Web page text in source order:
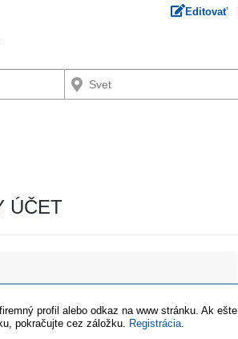
Editovať
ÚČET
profil alebo odkaz na www stránku. Ak ešte
pokračujte cez záložku.
Registrácia